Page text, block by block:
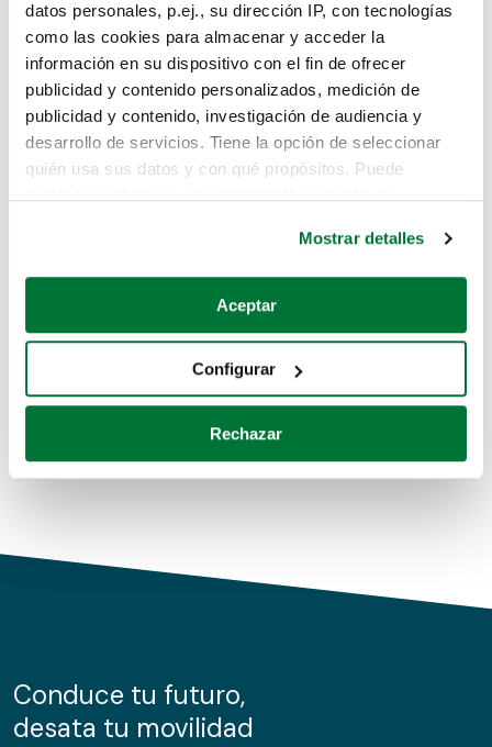
datos personales, p.ej., su dirección IP, con tecnologías
como las cookies para almacenar y acceder la
información en su dispositivo con el fin de ofrecer
publicidad y contenido personalizados, medición de
publicidad y contenido, investigación de audiencia y
desarrollo de servicios. Tiene la opción de seleccionar
quién usa sus datos y con qué propósitos. Puede
Si lo permite, también quisiéramos:
Recopilar información sobre su ubicación geográfica
Identificar su dispositivo analizándolo activamente
para buscar características específicas (huellas
Obtenga más información sobre cómo se procesan sus
de cookies.
información sobre el uso que haga del sitio web con
nuestros partners de redes sociales, publicidad y análisis
Mostrar detalles
Aceptar
Configurar
Rechazar
Lo sentimos, no sabemos como
te hemos traido hasta aquí.
Pero puedes encontrar el coche que estás
buscando en alguno de estos enlaces:
Coches de segunda mano
Coches de km0
Conduce tu futuro,
desata tu movilidad